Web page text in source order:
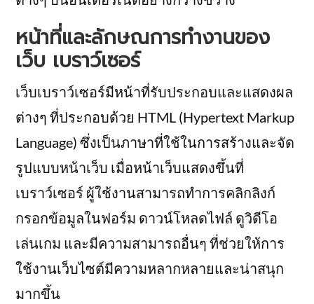
หน้าที่และลักษณการทำงานของ
เว็บ เบราว์เซอร์
เว็บเบราว์เซอร์มีหน้าที่รับประกอบและแสดงผล
ต่างๆ ที่ประกอบด้วย HTML (Hypertext Markup
Language) ซึ่งเป็นภาษาที่ใช้ในการสร้างและจัด
รูปแบบหน้าเว็บ เมื่อหน้าเว็บแสดงขึ้นที่
เบราว์เซอร์ ผู้ใช้งานสามารถทำการคลิกลิงก์
กรอกข้อมูลในฟอร์ม ดาวน์โหลดไฟล์ ดูวิดีโอ
เล่นเกม และมีความสามารถอื่นๆ ที่ช่วยให้การ
ใช้งานเว็บไซต์มีความหลากหลายและน่าสนุก
มากขึ้น